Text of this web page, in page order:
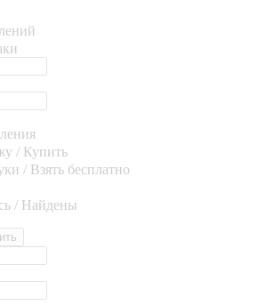
/ Купить
/ Взять бесплатно
/ Найдены